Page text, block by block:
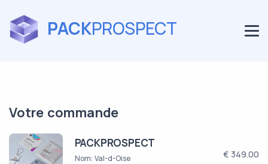
PACKPROSPECT
Votre commande
PACKPROSPECT
Nom: Val-d-Oise
€ 349.00